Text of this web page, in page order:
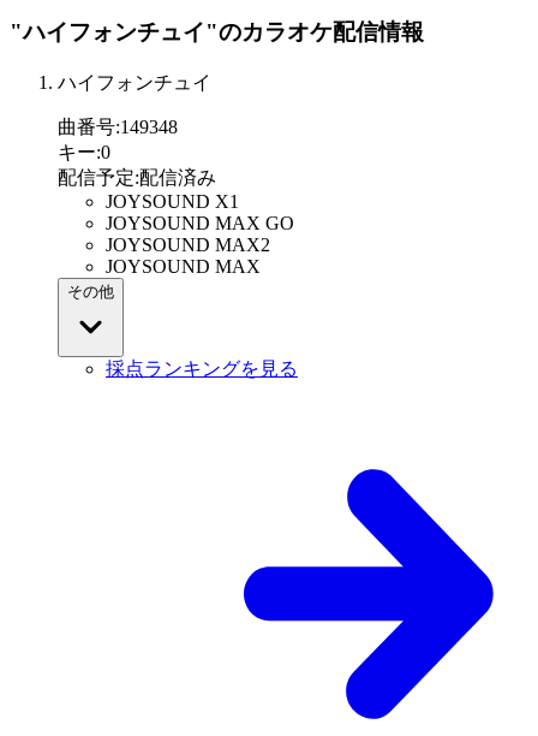
"ハイフォンチュイ"のカラオケ配信情報
ハイフォンチュイ
曲番号:149348
キー:0
配信予定:配信済み
JOYSOUND X1
JOYSOUND MAX GO
JOYSOUND MAX2
JOYSOUND MAX
その他
採点ランキングを見る